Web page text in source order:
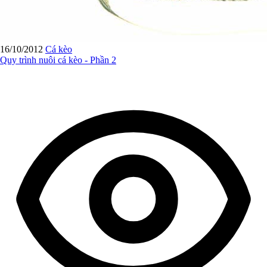
16/10/2012 Cá kèo
Quy trình nuôi cá kèo - Phần 2